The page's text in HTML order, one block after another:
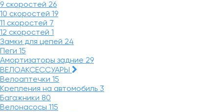
9 скоростей 26
10 скоростей 19
11 скоростей 7
12 скоростей 1
Замки для цепей 24
Пеги 15
Амортизаторы задние 29
ВЕЛОАКСЕССУАРЫ
Велоаптечки 15
Крепления на автомобиль 3
Багажники 80
Велонасосы 115